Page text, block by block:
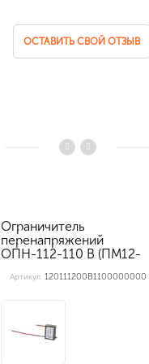
ОСТАВИТЬ СВОЙ ОТЗЫВ
Ограничитель
перенапряжений
ОПН-112-110 В (ПМ12-
Артикул: 120111200В1100000000